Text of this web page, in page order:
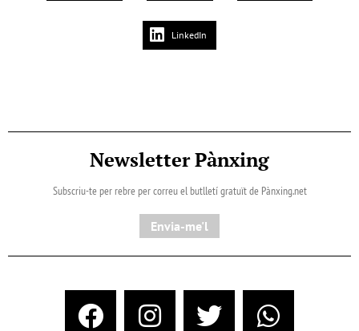
LinkedIn
Newsletter Pànxing
Subscriu-te per rebre per correu el butlletí gratuït de Pànxing.net​
Envia-me'l